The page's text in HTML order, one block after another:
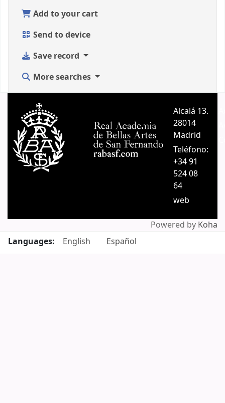
Add to your cart
Send to device
Save record
More searches
Alcalá 13.
28014
Madrid
Teléfono:
+34 91
524 08
64
web
Powered by Koha
Languages:
English Español